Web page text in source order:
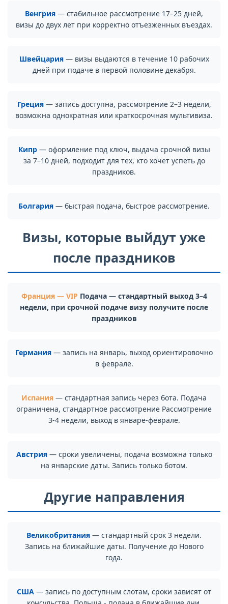
Венгрия — стабильное рассмотрение 17–25 дней,
визы до двух лет при корректно отъезженных въездах.
Швейцария— визы выдаются в течение 10 рабочих
дней при подаче в первой половине декабря.
Греция— запись доступна, рассмотрение 2–3 недели,
возможна однократная или краткосрочная мультивиза.
Кипр— оформление под ключ, выдача срочной визы
за 7–10 дней, подходит для тех, кто хочет успеть до
праздников.
Болгария — быстрая подача, быстрое рассмотрение.
Визы, которые выйдут уже
после праздников
Франция — VIP Подача — стандартный выход 3–4
недели, при срочной подаче визу получите после
праздников
Германия — запись на январь, выход ориентировочно
в феврале.
Испания — стандартная запись через бота. Подача
ограничена, стандартное рассмотрение Рассмотрение
3-4 недели, выход в январе-феврале.
Австрия— сроки увеличены, подача возможна только
на январские даты. Запись только ботом.
Другие направления
Великобритания — стандартный срок 3 недели.
Запись на ближайшие даты. Получение до Нового
года.
США — запись по доступным слотам, сроки зависят от